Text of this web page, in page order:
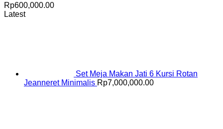
Rp600,000.00
Latest
Set Meja Makan Jati 6 Kursi Rotan
Jeanneret Minimalis Rp7,000,000.00